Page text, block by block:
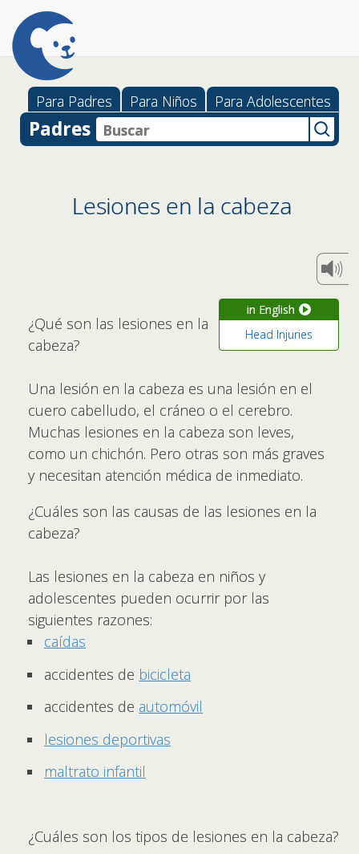
Para Padres Para Niños Para Adolescentes
Padres
Lesiones en la cabeza
in English
Head Injuries
¿Qué son las lesiones en la
cabeza?
Una lesión en la cabeza es una lesión en el
cuero cabelludo, el cráneo o el cerebro.
Muchas lesiones en la cabeza son leves,
como un chichón. Pero otras son más graves
y necesitan atención médica de inmediato.
¿Cuáles son las causas de las lesiones en la
cabeza?
Las lesiones en la cabeza en niños y
adolescentes pueden ocurrir por las
siguientes razones:
caídas
accidentes de bicicleta
accidentes de automóvil
lesiones deportivas
maltrato infantil
¿Cuáles son los tipos de lesiones en la cabeza?